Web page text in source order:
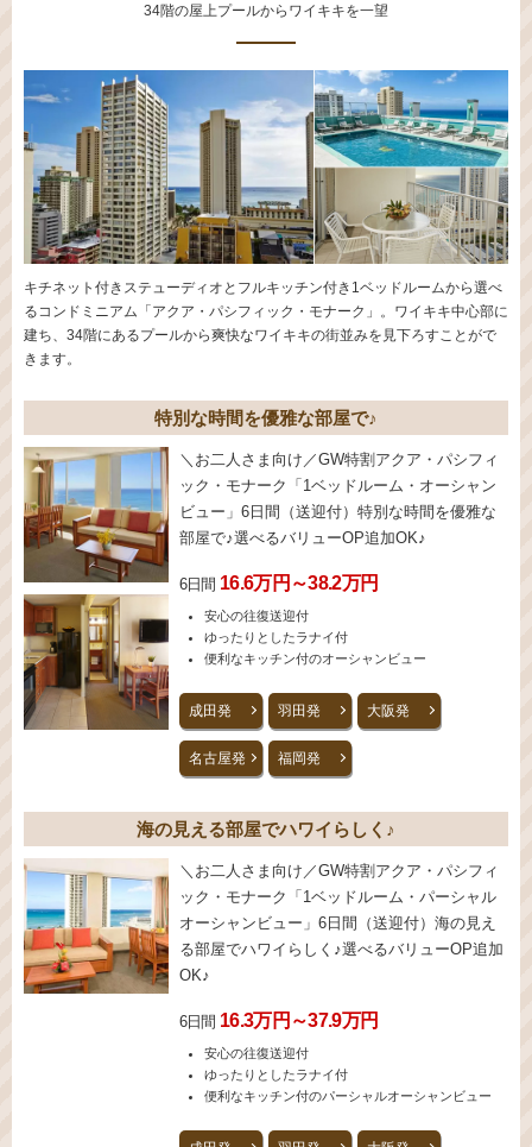
34階の屋上プールからワイキキを一望
キチネット付きステューディオとフルキッチン付き1ベッドルームから選べ
るコンドミニアム「アクア・パシフィック・モナーク」。ワイキキ中心部に
建ち、34階にあるプールから爽快なワイキキの街並みを見下ろすことがで
きます。
特別な時間を優雅な部屋で♪
＼お二人さま向け／GW特割アクア・パシフィ
ック・モナーク「1ベッドルーム・オーシャン
ビュー」6日間（送迎付）特別な時間を優雅な
部屋で♪選べるバリューOP追加OK♪
6日間 16.6万円～38.2万円
安心の往復送迎付
ゆったりとしたラナイ付
便利なキッチン付のオーシャンビュー
成田発 羽田発 大阪発
名古屋発 福岡発
海の見える部屋でハワイらしく♪
＼お二人さま向け／GW特割アクア・パシフィ
ック・モナーク「1ベッドルーム・パーシャル
オーシャンビュー」6日間（送迎付）海の見え
る部屋でハワイらしく♪選べるバリューOP追加
OK♪
6日間 16.3万円～37.9万円
安心の往復送迎付
ゆったりとしたラナイ付
便利なキッチン付のパーシャルオーシャンビュー